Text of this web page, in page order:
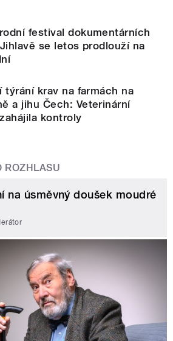
festival dokumentárních
se letos prodlouží na
týrání krav na farmách na
a jihu Čech: Veterinární
kontroly
ROZHLASU
na úsměvný doušek moudré